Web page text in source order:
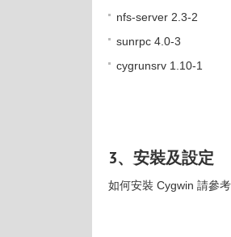
nfs-server 2.3-2
sunrpc 4.0-3
cygrunsrv 1.10-1
3、安裝及設定
如何安裝 Cygwin 請參考